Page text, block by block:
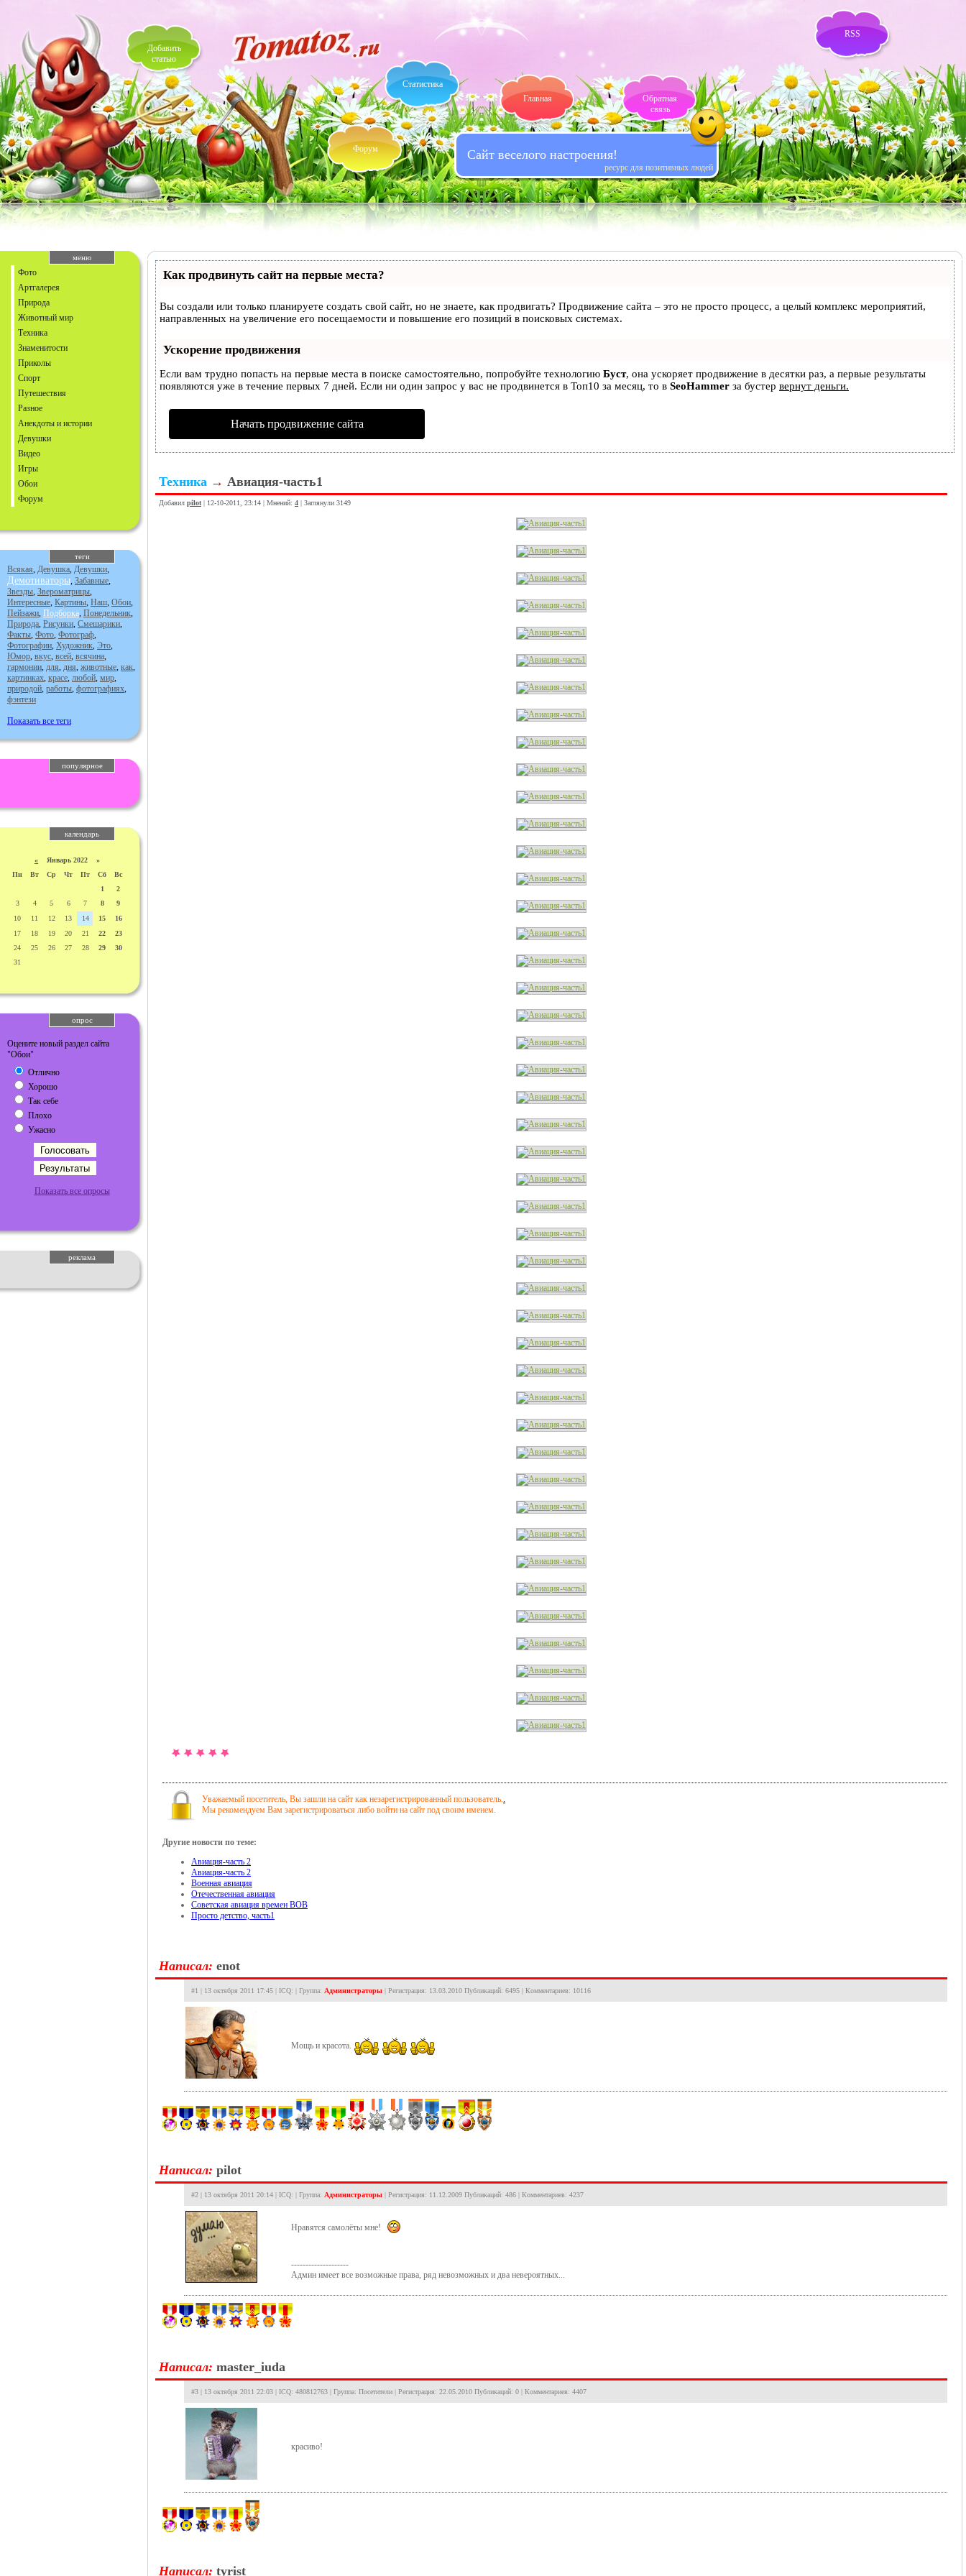
Сайт веселого настроения!
ресурс для позитивных людей
Добавить
статью
Главная
Форум
Статистика
RSS
Обратная
связь
меню
Фото
Артгалерея
Природа
Животный мир
Техника
Знаменитости
Приколы
Спорт
Путешествия
Разное
Анекдоты и истории
Девушки
Видео
Игры
Обои
Форум
теги
Всякая, Девушка, Девушки,
Демотиваторы, Забавные,
Звезды, Звероматрицы,
Интересные, Картины, Наш, Обои,
Пейзажи, Подборка, Понедельник,
Природа, Рисунки, Смешарики,
Факты, Фото, Фотограф,
Фотографии, Художник, Это,
Юмор, вкус, всей, всячина,
гармонии, для, дня, животные, как,
картинках, красе, любой, мир,
природой, работы, фотографиях,
фэнтези
Показать все теги
популярное
календарь
« Январь 2022 »
Пн
Вт Ср Чт Пт Сб
Вс
1
2
3
4 5 6 7 8
9
10
11 12 13 14 15
16
17
18 19 20 21 22
23
24
25 26 27 28 29
30
31
опрос
Оцените новый раздел сайта
"Обои"
Отлично
Хорошо
Так себе
Плохо
Ужасно
Показать все опросы
реклама
Как продвинуть сайт на первые места?
Вы создали или только планируете создать свой сайт, но не знаете, как продвигать? Продвижение сайта – это не просто процесс, а целый комплекс мероприятий,
направленных на увеличение его посещаемости и повышение его позиций в поисковых системах.
Ускорение продвижения
Если вам трудно попасть на первые места в поиске самостоятельно, попробуйте технологию Буст, она ускоряет продвижение в десятки раз, а первые результаты
появляются уже в течение первых 7 дней. Если ни один запрос у вас не продвинется в Топ10 за месяц, то в SeoHammer за бустер вернут деньги.
Начать продвижение сайта
Техника → Авиация-часть1
Добавил pilot | 12-10-2011, 23:14 | Мнений: 4 | Заглянули 3149
Уважаемый посетитель, Вы зашли на сайт как незарегистрированный пользователь..
Мы рекомендуем Вам зарегистрироваться либо войти на сайт под своим именем.
Другие новости по теме:
Авиация-часть 2
Авиация-часть 2
Военная авиация
Отечественная авиация
Советская авиация времен ВОВ
Просто детство, часть1
Hаписал: enot
#1 | 13 октября 2011 17:45 | ICQ: | Группа: Администраторы | Регистрация: 13.03.2010 Публикаций: 6495 | Комментариев: 10116
Мощь и красота.
Hаписал: pilot
#2 | 13 октября 2011 20:14 | ICQ: | Группа: Администраторы | Регистрация: 11.12.2009 Публикаций: 486 | Комментариев: 4237
Нравятся самолёты мне!
--------------------
Админ имеет все возможные права, ряд невозможных и два невероятных...
Hаписал: master_iuda
#3 | 13 октября 2011 22:03 | ICQ: 480812763 | Группа: Посетители | Регистрация: 22.05.2010 Публикаций: 0 | Комментариев: 4407
красиво!
Hаписал: tyrist